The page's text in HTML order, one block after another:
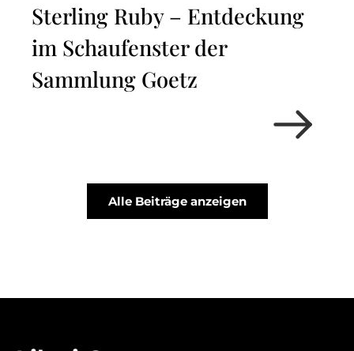
Sterling Ruby – Entdeckung
im Schaufenster der
Sammlung Goetz
Alle Beiträge anzeigen